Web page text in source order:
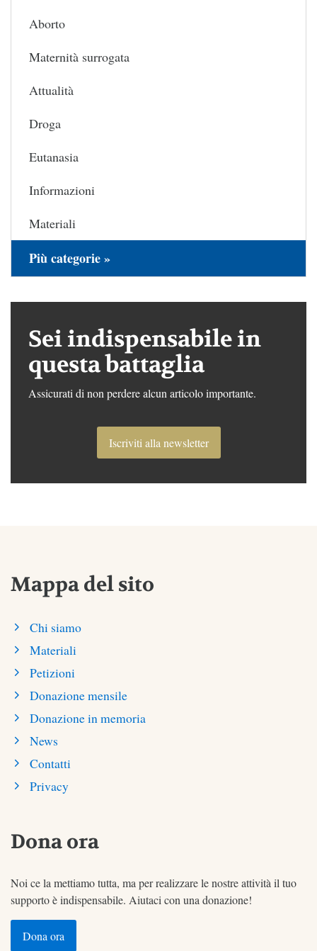
Aborto
Maternità surrogata
Attualità
Droga
Eutanasia
Informazioni
Materiali
Più categorie »
Sei indispensabile in
questa battaglia
Assicurati di non perdere alcun articolo importante.
Iscriviti alla newsletter
Mappa del sito
Chi siamo
Materiali
Petizioni
Donazione mensile
Donazione in memoria
News
Contatti
Privacy
Dona ora
Noi ce la mettiamo tutta, ma per realizzare le nostre attività il tuo
supporto è indispensabile. Aiutaci con una donazione!
Dona ora